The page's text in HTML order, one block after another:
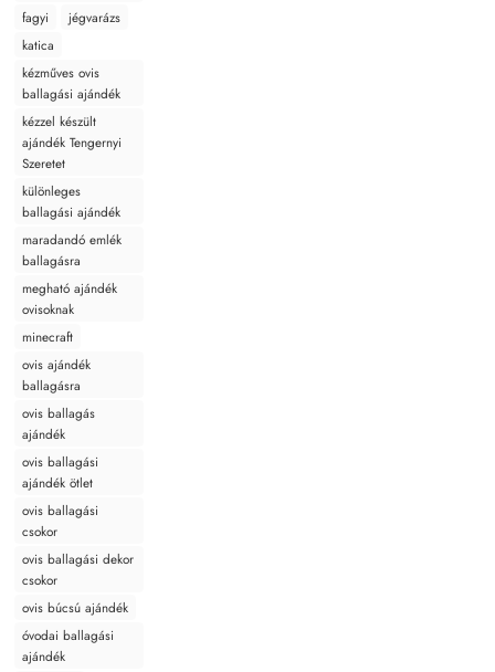
fagyi
jégvarázs
katica
kézműves ovis
ballagási ajándék
kézzel készült
ajándék Tengernyi
Szeretet
különleges
ballagási ajándék
maradandó emlék
ballagásra
megható ajándék
ovisoknak
minecraft
ovis ajándék
ballagásra
ovis ballagás
ajándék
ovis ballagási
ajándék ötlet
ovis ballagási
csokor
ovis ballagási dekor
csokor
ovis búcsú ajándék
óvodai ballagási
ajándék